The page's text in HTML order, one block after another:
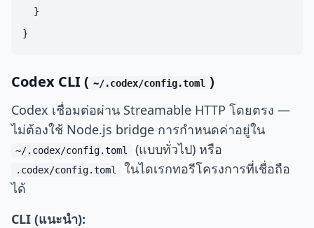
  }
Codex CLI ( ~/.codex/config.toml )
Codex เชื่อมต่อผ่าน Streamable HTTP โดยตรง —
ไม่ต้องใช้ Node.js bridge การกำหนดค่าอยู่ใน
~/.codex/config.toml (แบบทั่วไป) หรือ
.codex/config.toml
ในไดเรกทอรีโครงการที่เชื่อถือ
ได้
CLI (แนะนำ):